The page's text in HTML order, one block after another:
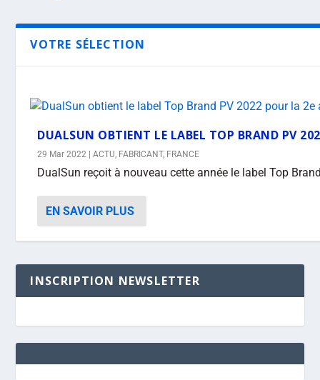
VOTRE SÉLECTION
DUALSUN OBTIENT LE LABEL TOP BRAND PV
29 Mar 2022 |ACTU, FABRICANT, FRANCE
DualSun reçoit à nouveau cette année le label Top
EN SAVOIR PLUS
INSCRIPTION NEWSLETTER